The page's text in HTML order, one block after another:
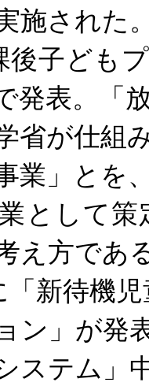
施された
後子ども
発表。「
省が仕組
業」とを
として
え方であ
「新待機
ン」が発
ステム」